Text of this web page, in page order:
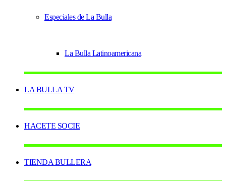
Especiales de La Bulla
La Bulla Latinoamericana
LA BULLA TV
HACETE SOCIE
TIENDA BULLERA